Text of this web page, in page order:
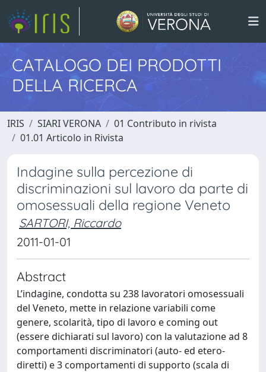
CATALOGO DEI PRODOTTI
DELLA RICERCA
IRIS SIARI VERONA
01 Contributo in rivista
01.01 Articolo in Rivista
Indagine sulla percezione di
discriminazioni sul lavoro da parte di
omosessuali della regione Veneto
SARTORI, Riccardo
2011-01-01
Abstract
L’indagine, condotta su 238 lavoratori omosessuali
del Veneto, mette in relazione variabili come
genere, scolarità, tipo di lavoro e coming out
(essere dichiarati sul lavoro) con la valutazione ad 8
comportamenti discriminatori (auto- ed etero-
diretti) e 3 comportamenti di supporto (scala di